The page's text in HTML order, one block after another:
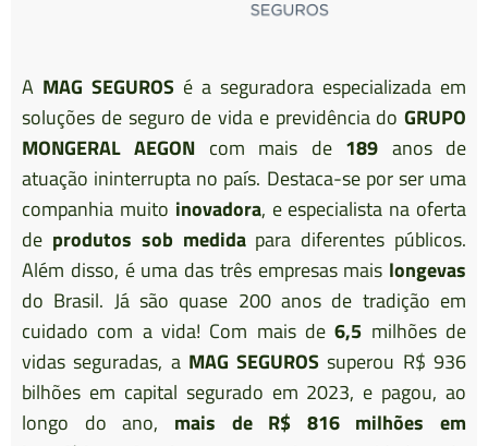
SERVIÇO E
CONTRATOS
@ceprevcom
A MAG SEGUROS é a seguradora especializada em
soluções de seguro de vida e previdência do GRUPO
MONGERAL AEGON com mais de 189 anos de
atuação ininterrupta no país. Destaca-se por ser uma
companhia muito inovadora, e especialista na oferta
de produtos sob medidapara diferentes públicos.
Além disso, é uma das três empresas mais longevas
do Brasil. Já são quase 200 anos de tradição em
cuidado com a vida! Com mais de6,5 milhões de
vidas seguradas, a MAG SEGUROS superou R$ 936
bilhões em capital segurado em 2023, e pagou, ao
longo do ano, mais de R$ 816 milhões em